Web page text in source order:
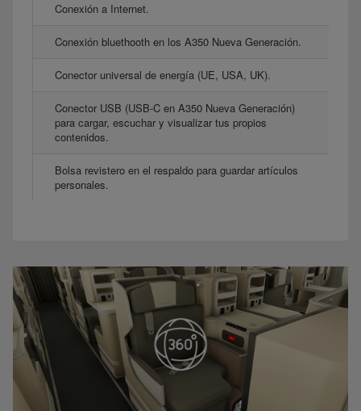
Conexión a Internet.
Conexión bluethooth en los A350 Nueva Generación.
Conector universal de energía (UE, USA, UK).
Conector USB (USB-C en A350 Nueva Generación)
para cargar, escuchar y visualizar tus propios
contenidos.
Bolsa revistero en el respaldo para guardar artículos
personales.